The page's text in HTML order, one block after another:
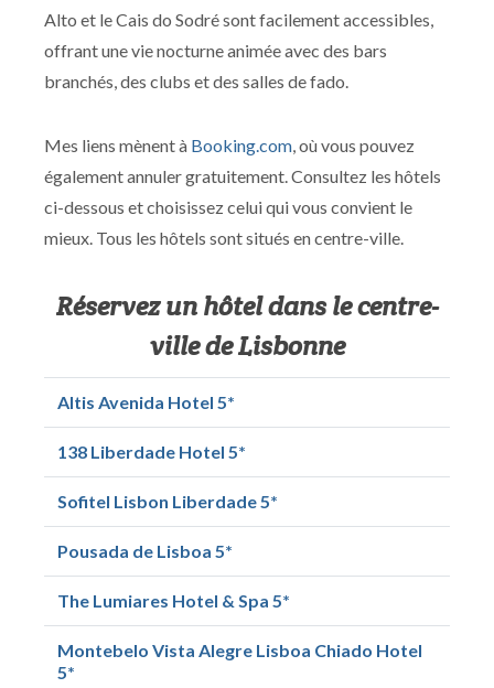
Alto et le Cais do Sodré sont facilement accessibles,
offrant une vie nocturne animée avec des bars
branchés, des clubs et des salles de fado.
Mes liens mènent à Booking.com , où vous pouvez
également annuler gratuitement. Consultez les hôtels
ci-dessous et choisissez celui qui vous convient le
mieux. Tous les hôtels sont situés en centre-ville.
Réservez un hôtel dans le centre-
ville de Lisbonne
Altis Avenida Hotel 5*
138 Liberdade Hotel 5*
Sofitel Lisbon Liberdade 5*
Pousada de Lisboa 5*
The Lumiares Hotel & Spa 5*
Montebelo Vista Alegre Lisboa Chiado Hotel
5*